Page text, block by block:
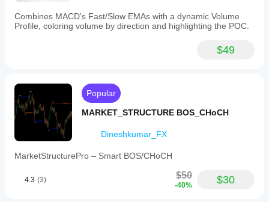
Combines MACD's Fast/Slow EMAs with a dynamic Volume
Profile, coloring volume by direction and highlighting the POC.
$49
Popular
MARKET_STRUCTURE BOS_CHoCH
Dineshkumar_FX
MarketStructurePro – Smart BOS/CHoCH
4.3 (3) $50
-40% $30